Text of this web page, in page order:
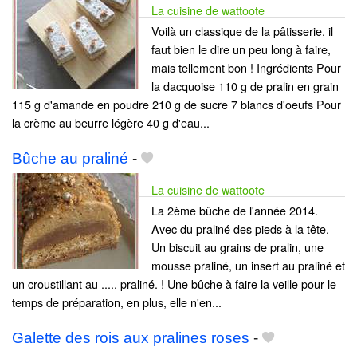
La cuisine de wattoote
Voilà un classique de la pâtisserie, il
faut bien le dire un peu long à faire,
mais tellement bon ! Ingrédients Pour
la dacquoise 110 g de pralin en grain
115 g d'amande en poudre 210 g de sucre 7 blancs d'oeufs Pour
la crème au beurre légère 40 g d'eau...
Bûche au praliné -
La cuisine de wattoote
La 2ème bûche de l'année 2014.
Avec du praliné des pieds à la tête.
Un biscuit au grains de pralin, une
mousse praliné, un insert au praliné et
un croustillant au ..... praliné. ! Une bûche à faire la veille pour le
temps de préparation, en plus, elle n'en...
Galette des rois aux pralines roses -